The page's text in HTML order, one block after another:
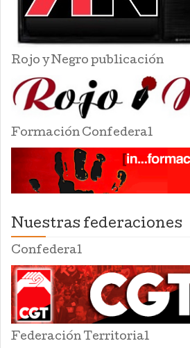
Rojo y Negro publicación
Formación Confederal
Nuestras federaciones
Confederal
Federación Territorial